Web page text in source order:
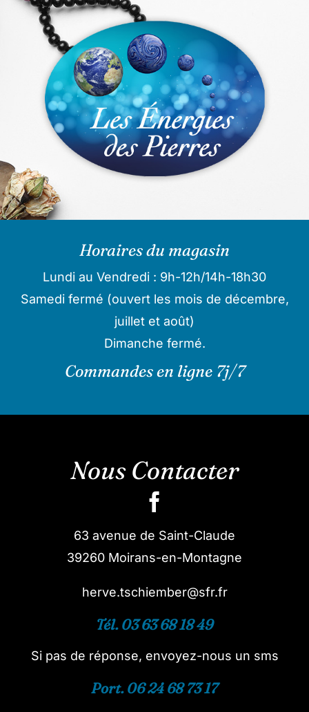
Horaires du magasin
Lundi au Vendredi : 9h-12h/14h-18h30
Samedi fermé (ouvert les mois de décembre,
juillet et août)
Dimanche fermé.
Commandes en ligne 7j/7
Nous Contacter
63 avenue de Saint-Claude
39260 Moirans-en-Montagne
herve.tschiember@sfr.fr
Tél. 03 63 68 18 49
Si pas de réponse, envoyez-nous un sms
Port. 06 24 68 73 17